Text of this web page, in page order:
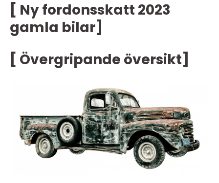
[ Ny fordonsskatt 2023
gamla bilar]
[ Övergripande översikt]